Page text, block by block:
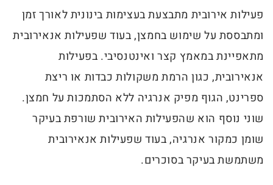
פעילות אירובית מתבצעת בעצימות בינונית לאורך זמן
ומתבססת על שימוש בחמצן, בעוד שפעילות אנאירובית
מתאפיינת במאמץ קצר ואינטנסיבי. בפעילות
אנאירובית, כגון הרמת משקולות כבדות או ריצת
ספרינט, הגוף מפיק אנרגיה ללא הסתמכות על חמצן.
שוני נוסף הוא שהפעילות האירובית שורפת בעיקר
שומן כמקור אנרגיה, בעוד שפעילות אנאירובית
משתמשת בעיקר בסוכרים.